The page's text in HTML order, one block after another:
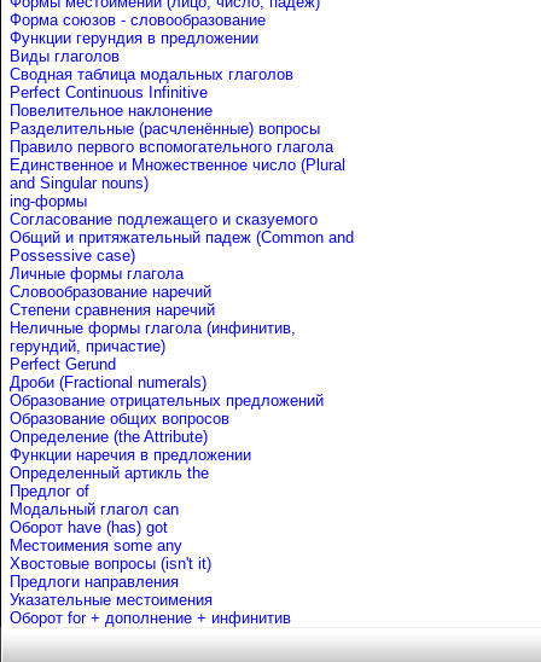
Форма союзов - словообразование
Функции герундия в предложении
Виды глаголов
Сводная таблица модальных глаголов
Perfect Continuous Infinitive
Повелительное наклонение
Разделительные (расчленённые) вопросы
Правило первого вспомогательного глагола
Единственное и Множественное число (Plural
and Singular nouns)
ing-формы
Согласование подлежащего и сказуемого
Общий и притяжательный падеж (Common and
Possessive case)
Личные формы глагола
Словообразование наречий
Степени сравнения наречий
Неличные формы глагола (инфинитив,
герундий, причастие)
Perfect Gerund
Дроби (Fractional numerals)
Образование отрицательных предложений
Образование общих вопросов
Определение (the Attribute)
Функции наречия в предложении
Определенный артикль the
Предлог of
Mодальный глагол can
Оборот have (has) got
Местоимения some any
Хвостовые вопросы (isn't it)
Предлоги направления
Указательные местоимения
Оборот for + дополнение + инфинитив